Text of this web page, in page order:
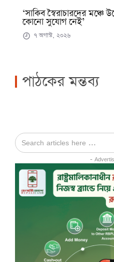
‘সাকিব স্বৈরাচারদের
কোনো সুযোগ নেই’
৭ অগাস্ট, ২০২৬
পাঠকের মন্তব্য
-